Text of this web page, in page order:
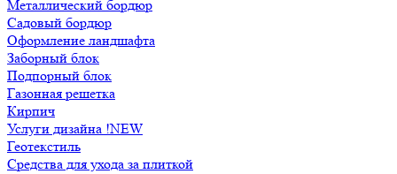
Металлический бордюр
Садовый бордюр
Оформление ландшафта
Заборный блок
Подпорный блок
Газонная решетка
Кирпич
Услуги дизайна !NEW
Геотекстиль
Средства для ухода за плиткой